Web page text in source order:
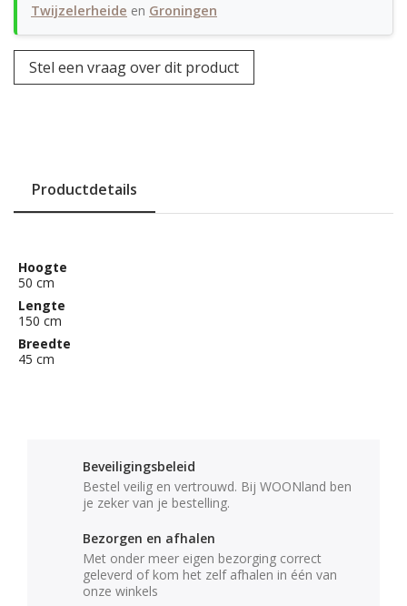
Twijzelerheide en Groningen
Stel een vraag over dit product
Productdetails
Hoogte
50 cm
Lengte
150 cm
Breedte
45 cm
Beveiligingsbeleid
Bestel veilig en vertrouwd. Bij WOONland ben
je zeker van je bestelling.
Bezorgen en afhalen
Met onder meer eigen bezorging correct
geleverd of kom het zelf afhalen in één van
onze winkels